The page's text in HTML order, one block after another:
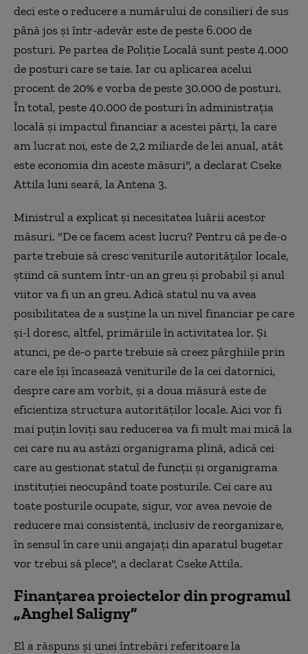
deci este o reducere a numărului de consilieri de sus
până jos şi într-adevăr este de peste 6.000 de
posturi. Pe partea de Poliţie Locală sunt peste 4.000
de posturi care se taie. Iar cu aplicarea acelui
procent de 20% e vorba de peste 30.000 de posturi.
În total, peste 40.000 de posturi în administraţia
locală şi impactul financiar a acestei părţi, la care
am lucrat noi, este de 2,2 miliarde de lei anual, atât
este economia din aceste măsuri", a declarat Cseke
Attila luni seară, la Antena 3.
Ministrul a explicat şi necesitatea luării acestor
măsuri. "De ce facem acest lucru? Pentru că pe de-o
parte trebuie să cresc veniturile autorităţilor locale,
ştiind că suntem într-un an greu şi probabil şi anul
viitor va fi un an greu. Adică statul nu va avea
posibilitatea de a susţine la un nivel financiar pe care
şi-l doresc, altfel, primăriile în activitatea lor. Şi
atunci, pe de-o parte trebuie să creez pârghiile prin
care ele îşi încasează veniturile de la cei datornici,
despre care am vorbit, şi a doua măsură este de
eficientiza structura autorităţilor locale. Aici vor fi
mai puţin loviţi sau reducerea va fi mult mai mică la
cei care nu au astăzi organigrama plină, adică cei
care au gestionat statul de funcţii şi organigrama
instituţiei neocupând toate posturile. Cei care au
toate posturile ocupate, sigur, vor avea nevoie de
reducere mai consistentă, inclusiv de reorganizare,
în sensul în care unii angajaţi din aparatul bugetar
vor trebui să plece", a declarat Cseke Attila.
Finanțarea proiectelor din programul
„Anghel Saligny”
El a răspuns și unei întrebări referitoare la